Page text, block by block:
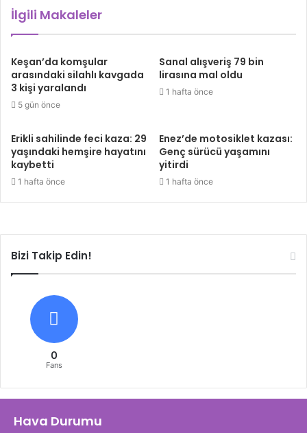
İlgili Makaleler
Keşan’da komşular
arasındaki silahlı kavgada
3 kişi yaralandı
5 gün önce
Sanal alışveriş 79 bin
lirasına mal oldu
1 hafta önce
Erikli sahilinde feci kaza: 29
yaşındaki hemşire hayatını
kaybetti
1 hafta önce
Enez’de motosiklet kazası:
Genç sürücü yaşamını
yitirdi
1 hafta önce
Bizi Takip Edin!
0
Fans
Hava Durumu